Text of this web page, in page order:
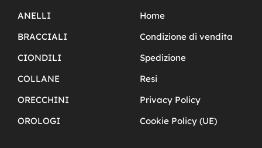
ANELLI
BRACCIALI
CIONDILI
COLLANE
ORECCHINI
OROLOGI
Home
Condizione di vendita
Spedizione
Resi
Privacy Policy
Cookie Policy (UE)